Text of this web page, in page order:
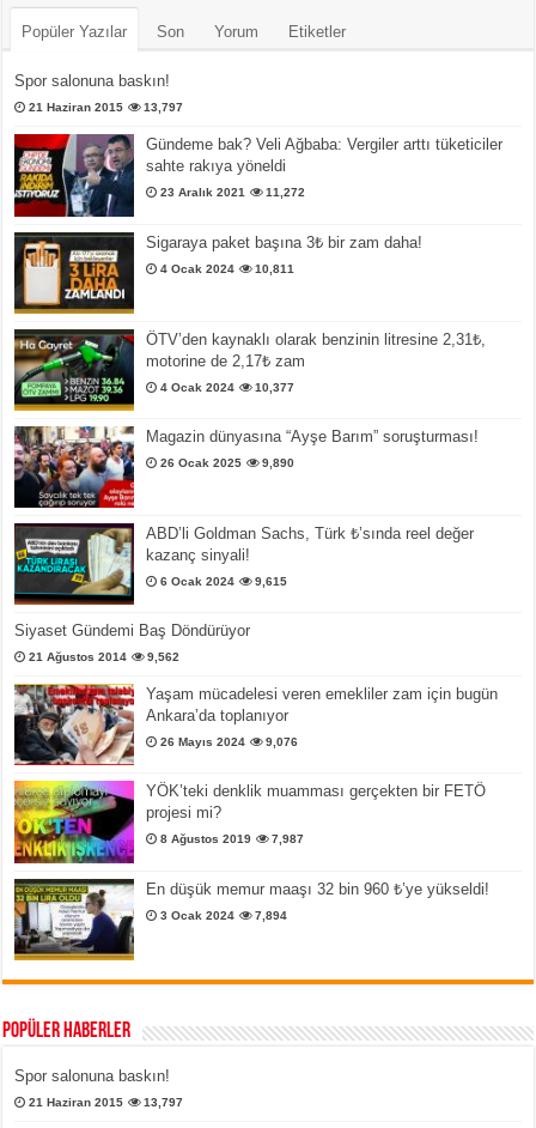
Popüler Yazılar Son Yorum Etiketler
Spor salonuna baskın!
21 Haziran 2015 13,797
Gündeme bak? Veli Ağbaba: Vergiler arttı tüketiciler
sahte rakıya yöneldi
23 Aralık 2021 11,272
Sigaraya paket başına 3₺ bir zam daha!
4 Ocak 2024 10,811
ÖTV’den kaynaklı olarak benzinin litresine 2,31₺,
motorine de 2,17₺ zam
4 Ocak 2024 10,377
Magazin dünyasına “Ayşe Barım” soruşturması!
26 Ocak 2025 9,890
ABD’li Goldman Sachs, Türk ₺’sında reel değer
kazanç sinyali!
6 Ocak 2024 9,615
Siyaset Gündemi Baş Döndürüyor
21 Ağustos 2014 9,562
Yaşam mücadelesi veren emekliler zam için bugün
Ankara’da toplanıyor
26 Mayıs 2024 9,076
YÖK’teki denklik muamması gerçekten bir FETÖ
projesi mi?
8 Ağustos 2019 7,987
En düşük memur maaşı 32 bin 960 ₺’ye yükseldi!
3 Ocak 2024 7,894
Popüler Haberler
Spor salonuna baskın!
21 Haziran 2015 13,797